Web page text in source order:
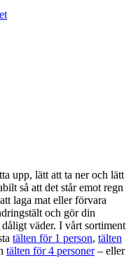
upp, lätt att ta ner och lätt
så att det står emot regn
laga mat eller förvara
och gör din
väder. I vårt sortiment
tälten för 1 person, tälten
tälten för 4 personer– eller